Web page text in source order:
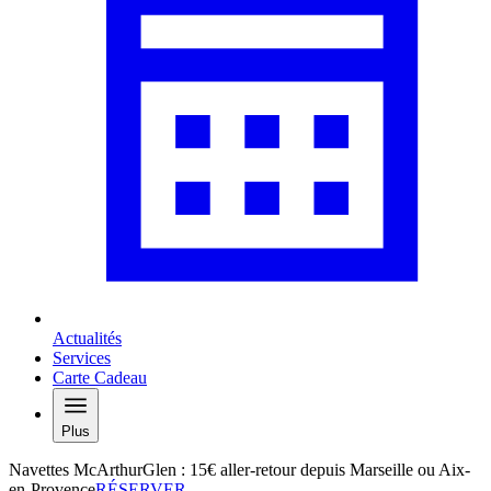
Actualités
Services
Carte Cadeau
Plus
Navettes McArthurGlen : 15€ aller-retour depuis Marseille ou Aix-